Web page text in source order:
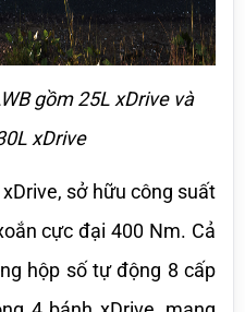
gồm 25L xDrive và
xDrive
sở hữu công suất
cực đại 400 Nm. Cả
hộp số tự động 8 cấp